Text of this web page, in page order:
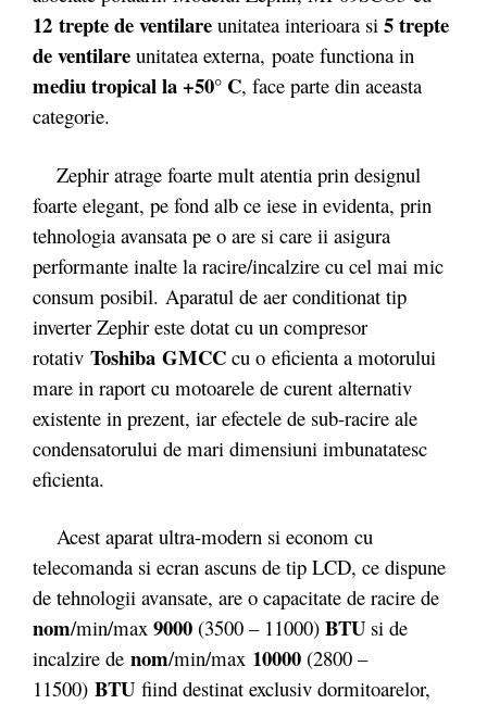
12 trepte de ventilare unitatea interioara si 5 trepte
de ventilare unitatea externa, poate functiona in
mediu tropical la +50° C, face parte din aceasta
categorie.
Zephir atrage foarte mult atentia prin designul
foarte elegant, pe fond alb ce iese in evidenta, prin
tehnologia avansata pe o are si care ii asigura
performante inalte la racire/incalzire cu cel mai mic
consum posibil. Aparatul de aer conditionat tip
inverter Zephir este dotat cu un compresor
rotativ Toshiba GMCC cu o eficienta a motorului
mare in raport cu motoarele de curent alternativ
existente in prezent, iar efectele de sub-racire ale
condensatorului de mari dimensiuni imbunatatesc
eficienta.
Acest aparat ultra-modern si econom cu
telecomanda si ecran ascuns de tip LCD, ce dispune
de tehnologii avansate, are o capacitate de racire de
nom/min/max 9000 (3500 – 11000) BTU si de
incalzire de nom/min/max 10000 (2800 –
11500) BTU fiind destinat exclusiv dormitoarelor,